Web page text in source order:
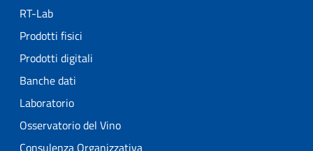
RT-Lab
Prodotti fisici
Prodotti digitali
Banche dati
Laboratorio
Osservatorio del Vino
Consulenza Organizzativa